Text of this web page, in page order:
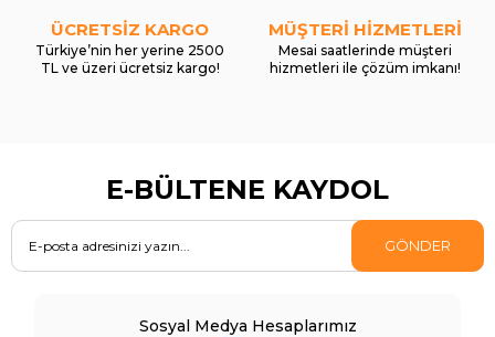
ÜCRETSİZ KARGO
Türkiye’nin her yerine 2500
TL ve üzeri ücretsiz kargo!
MÜŞTERİ HİZMETLERİ
Mesai saatlerinde müşteri
hizmetleri ile çözüm imkanı!
E-BÜLTENE KAYDOL
GÖNDER
Sosyal Medya Hesaplarımız